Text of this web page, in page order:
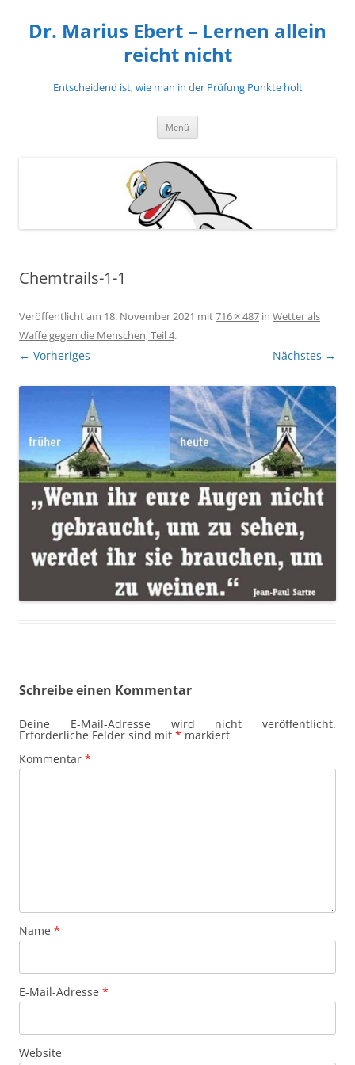
springen
Dr. Marius Ebert – Lernen allein
reicht nicht
Entscheidend ist, wie man in der Prüfung Punkte holt
Menü
Chemtrails-1-1
Veröffentlicht am 18. November 2021 mit716 × 487 in Wetter als
Waffe gegen die Menschen, Teil 4.
← Vorheriges Nächstes →
Schreibe einen Kommentar
Deine E-Mail-Adresse wird nicht veröffentlicht.
Erforderliche Felder sind mit * markiert
Kommentar *
Name *
E-Mail-Adresse *
Website